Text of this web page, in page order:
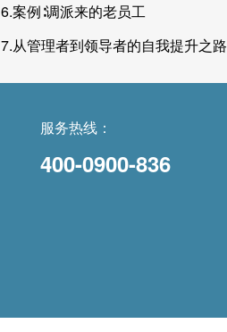
6.案例∶调派来的老员工
7.从管理者到领导者的自我提升之路
服务热线：
400-0900-836